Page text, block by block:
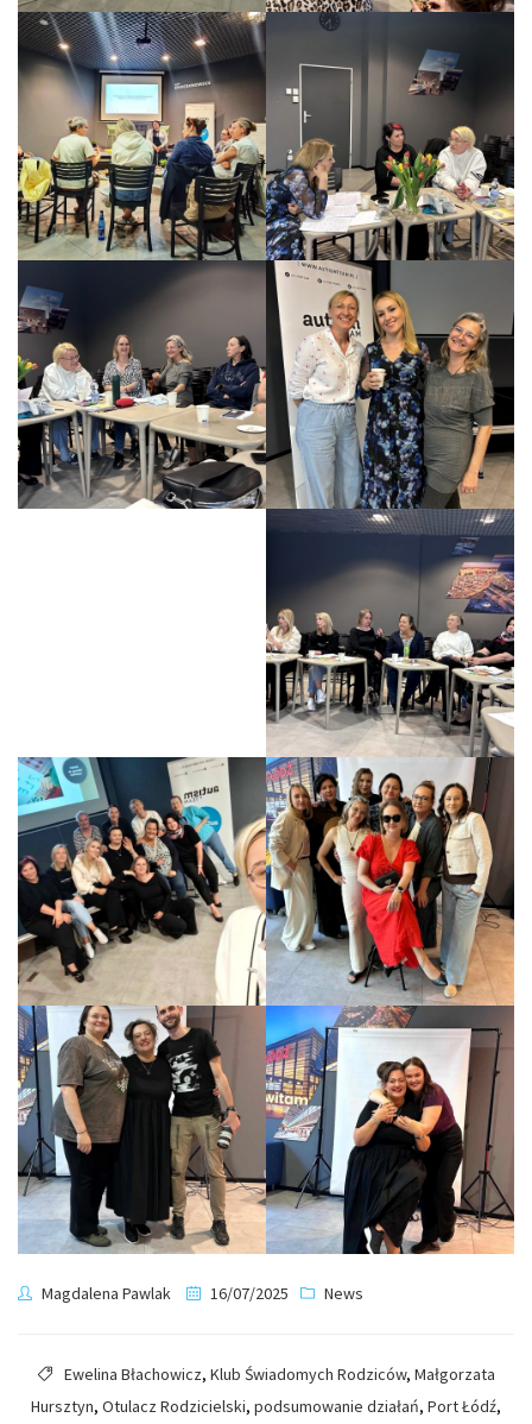
Magdalena Pawlak 16/07/2025 News
Ewelina Błachowicz, Klub Świadomych Rodziców, Małgorzata
Hursztyn, Otulacz Rodzicielski, podsumowanie działań, Port Łódź,